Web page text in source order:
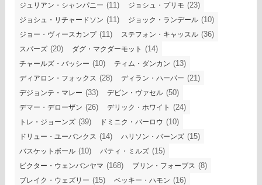
ジュリアン・シャンパニー (11) ジョシュ・プリモ (23)
ジョシュ・リチャードソン (11) ジョック・ランデール (10)
ジョー・ヴィースカンプ(11) ステフォン・キャッスル (36)
スパーズ (20) ダグ・マクダーモット (14)
チャールズ・バッシー (10) ティム・ダンカン (13)
ディアロン・フォックス (28) ディラン・ハーパー (21)
デジョンテ・マレー (33) デビン・ヴァセル (50)
デマー・デローザン (26) デリック・ホワイト (24)
トレ・ジョーンズ (39) ドミニク・バーロウ (10)
ドリュー・ユーバンクス (14) ハリソン・バーンズ (15)
バスケットボール (10) パティ・ミルズ (15)
ビクター・ウェンバンヤマ (168) ブリン・フォーブス (8)
ブレイク・ウェズリー (15) ベッキー・ハモン (16)